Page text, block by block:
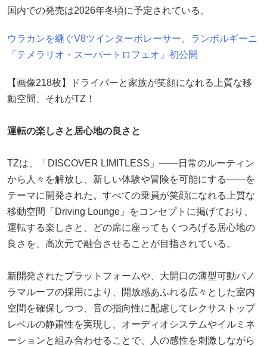
国内での発売は2026年冬頃に予定されている。
ウラカンを継ぐV8ツインターボレーサー。ランボルギーニ
「テメラリオ・スーパートロフェオ」初公開
【画像218枚】ドライバーと家族が笑顔になれる上質な移
動空間、それがTZ！
運転の楽しさと居心地の良さと
TZは、「DISCOVER LIMITLESS」――日常のルーティン
から人々を解放し、新しい体験や冒険を可能にする――を
テーマに開発された。すべての乗員が笑顔になれる上質な
移動空間「Driving Lounge」をコンセプトに掲げており、
運転する楽しさと、どの席に座ってもくつろげる居心地の
良さを、高次元で融合させることが目指されている。
新開発されたプラットフォームや、大開口の薄型可動パノ
ラマルーフの採用により、開放感あふれる広々とした室内
空間を確保しつつ、音の指向性に配慮してレクサストップ
レベルの静粛性を実現し、オーディオシステムやイルミネ
ーションと組み合わせることで、人の感性を刺激しながら